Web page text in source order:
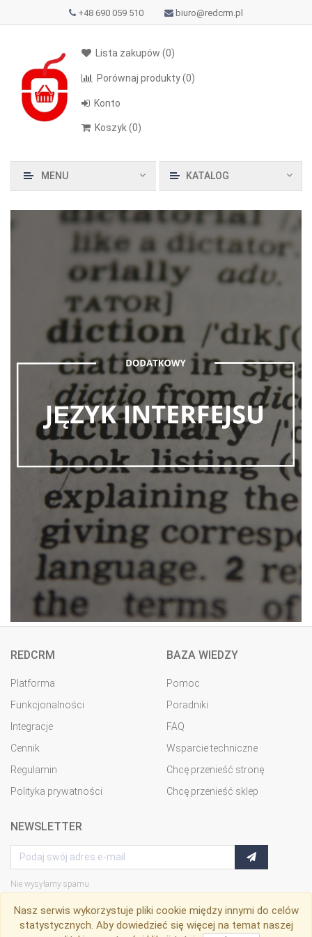
+48 690 059 510 biuro@redcrm.pl
Lista zakupów (0)
Porównaj produkty(0)
Konto
Koszyk(0)
KATALOG
MENU
REDCRM
Platforma
Funkcjonalności
Integracje
Cennik
Regulamin
Polityka prywatności
BAZA WIEDZY
Pomoc
Poradniki
FAQ
Wsparcie techniczne
Chcę przenieść stronę
Chcę przenieść sklep
NEWSLETTER
Nie wysyłamy spamu
Nasz serwis wykorzystuje pliki cookie między innymi do celów
statystycznych. Aby dowiedzieć się więcej na temat naszej